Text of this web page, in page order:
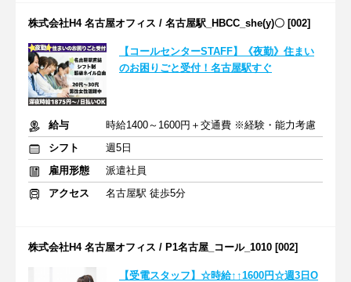
株式会社H4 名古屋オフィス / 名古屋駅_HBCC_she(y)〇 [002]
【コールセンターSTAFF】《夜勤》住まい
のお困りごと受付！名古屋駅すぐ
給与
時給1400～1600円＋交通費 ※経験・能力考慮
シフト
週5日
雇用形態
派遣社員
アクセス
名古屋駅 徒歩5分
株式会社H4 名古屋オフィス / P1名古屋_コール_1010 [002]
【受電スタッフ】☆時給↑↑1600円☆週3日O